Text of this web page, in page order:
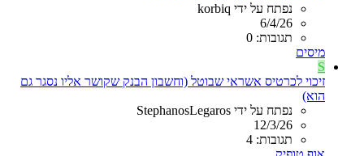
נפתח על ידי korbiq
6/4/26
תגובות: 0
מיסים
S
זיכוי לכרטיס אשראי שבוטל (וחשבון הבנק שקושר אליו נסגר גם
הוא)
נפתח על ידי StephanosLegaros
12/3/26
תגובות: 4